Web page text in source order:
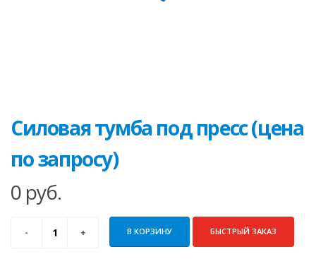
Силовая тумба под пресс (цена
по запросу)
0 руб.
В КОРЗИНУ БЫСТРЫЙ ЗАКАЗ